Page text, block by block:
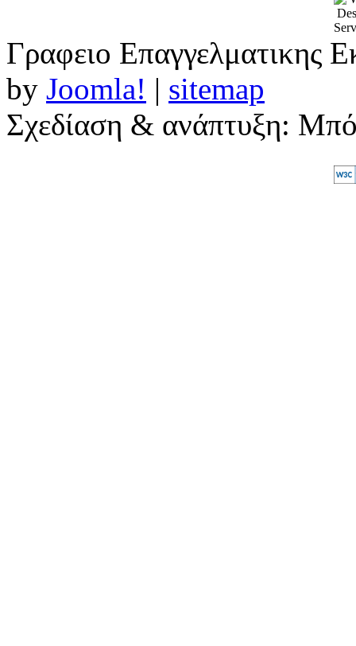
Γραφειο Επαγγελματικης
by Joomla! | sitemap
Σχεδίαση & ανάπτυξη: